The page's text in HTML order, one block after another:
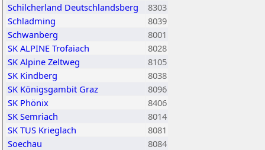
Schilcherland Deutschlandsberg
8303
Schladming
8039
Schwanberg
8001
SK ALPINE Trofaiach
8028
SK Alpine Zeltweg
8105
SK Kindberg
8038
SK Königsgambit Graz
8096
SK Phönix
8406
SK Semriach
8014
SK TUS Krieglach
8081
Soechau
8084